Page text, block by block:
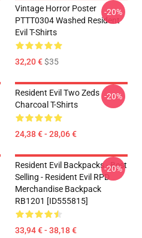
Vintage Horror Poster
PTTT0304 Washed Resident
Evil T-Shirts
32,20 €$35
-20%
Resident Evil Two Zeds
Charcoal T-Shirts
24,38 € - 28,06 €
-20%
Resident Evil Backpacks - Best
Selling - Resident Evil RPD
Merchandise Backpack
RB1201 [ID555815]
33,94 € - 38,18 €
-20%